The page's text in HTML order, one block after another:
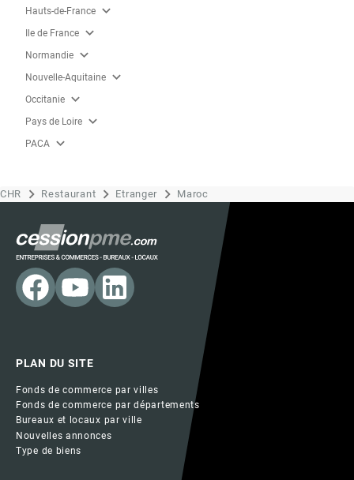
Hauts-de-France expand_more
Ile de France expand_more
Normandie expand_more
Nouvelle-Aquitaine expand_more
Occitanie expand_more
Pays de Loire expand_more
PACA expand_more
CHR Restaurant Etranger Maroc
PLAN DU SITE
Fonds de commerce par villes
Fonds de commerce par départements
Bureaux et locaux par ville
Nouvelles annonces
Type de biens